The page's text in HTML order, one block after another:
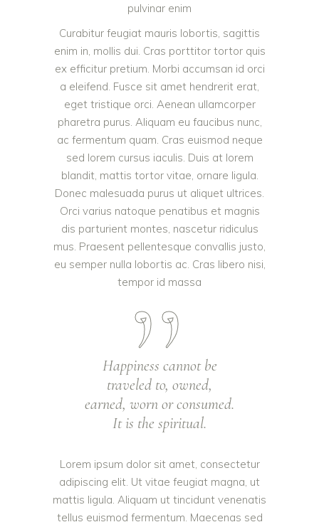
pulvinar enim
Curabitur feugiat mauris lobortis, sagittis
enim in, mollis dui. Cras porttitor tortor quis
ex efficitur pretium. Morbi accumsan id orci
a eleifend. Fusce sit amet hendrerit erat,
eget tristique orci. Aenean ullamcorper
pharetra purus. Aliquam eu faucibus nunc,
ac fermentum quam. Cras euismod neque
sed lorem cursus iaculis. Duis at lorem
blandit, mattis tortor vitae, ornare ligula.
Donec malesuada purus ut aliquet ultrices.
Orci varius natoque penatibus et magnis
dis parturient montes, nascetur ridiculus
mus. Praesent pellentesque convallis justo,
eu semper nulla lobortis ac. Cras libero nisi,
tempor id massa
Happiness cannot be
traveled to, owned,
earned, worn or consumed.
It is the spiritual.
Lorem ipsum dolor sit amet, consectetur
adipiscing elit. Ut vitae feugiat magna, ut
mattis ligula. Aliquam ut tincidunt venenatis
tellus euismod fermentum. Maecenas sed